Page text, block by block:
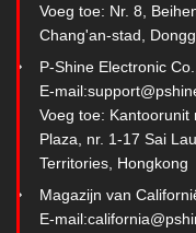
Voeg toe: Nr. 8,
Chang'an-stad,
P-Shine Electronic
E-mail:
Voeg toe:
Plaza, nr. 1-17 Sai
Territories, Hongkong
Magazijn van
E-mail: